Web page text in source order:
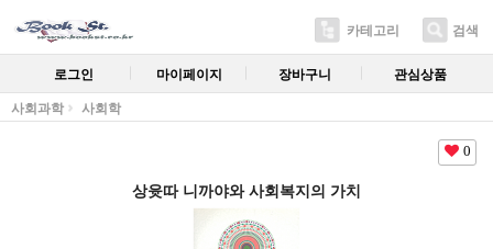
카테고리 검색
로그인 마이페이지 장바구니 관심상품
사회과학 사회학
0
상윳따 니까야와 사회복지의 가치